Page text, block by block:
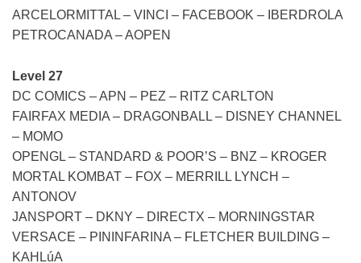
ARCELORMITTAL – VINCI – FACEBOOK – IBERDROLA
PETROCANADA – AOPEN
Level 27
DC COMICS – APN – PEZ – RITZ CARLTON
FAIRFAX MEDIA – DRAGONBALL – DISNEY CHANNEL
– MOMO
OPENGL – STANDARD & POOR’S – BNZ – KROGER
MORTAL KOMBAT – FOX – MERRILL LYNCH –
ANTONOV
JANSPORT – DKNY – DIRECTX – MORNINGSTAR
VERSACE – PININFARINA – FLETCHER BUILDING –
KAHLúA